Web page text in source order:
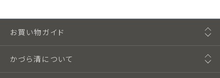
お買い物ガイド
かづら清について